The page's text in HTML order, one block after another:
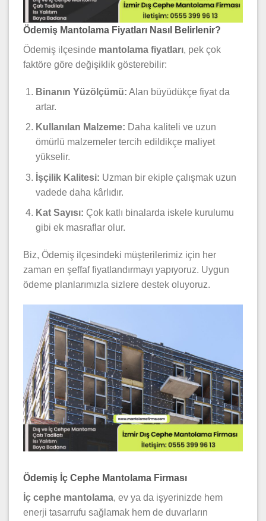
Ödemiş Mantolama Fiyatları Nasıl Belirlenir?
Ödemiş ilçesinde mantolama fiyatları, pek çok
faktöre göre değişiklik gösterebilir:
Binanın Yüzölçümü: Alan büyüdükçe fiyat da
artar.
Kullanılan Malzeme: Daha kaliteli ve uzun
ömürlü malzemeler tercih edildikçe maliyet
yükselir.
İşçilik Kalitesi: Uzman bir ekiple çalışmak uzun
vadede daha kârlıdır.
Kat Sayısı: Çok katlı binalarda iskele kurulumu
gibi ek masraflar olur.
Biz, Ödemiş ilçesindeki müşterilerimiz için her
zaman en şeffaf fiyatlandırmayı yapıyoruz. Uygun
ödeme planlarımızla sizlere destek oluyoruz.
Ödemiş İç Cephe Mantolama Firması
İç cephe mantolama, ev ya da işyerinizde hem
enerji tasarrufu sağlamak hem de duvarların